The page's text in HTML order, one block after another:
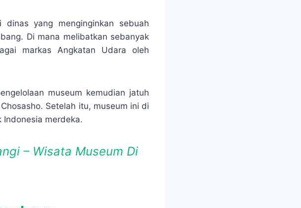
yang menginginkan sebuah
Di mana melibatkan sebanyak
markas Angkatan Udara oleh
museum kemudian jatuh
Setelah itu, museum ini di
Indonesia merdeka.
– Wisata Museum Di